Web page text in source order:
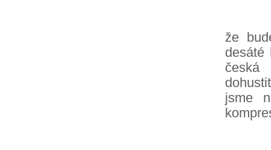
že
desáté
česká
jsme